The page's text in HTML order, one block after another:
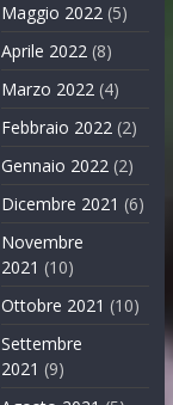
Maggio 2022 (5)
Aprile 2022 (8)
Marzo 2022 (4)
Febbraio 2022 (2)
Gennaio 2022 (2)
Dicembre 2021 (6)
Novembre
2021 (10)
Ottobre 2021 (10)
Settembre
2021 (9)